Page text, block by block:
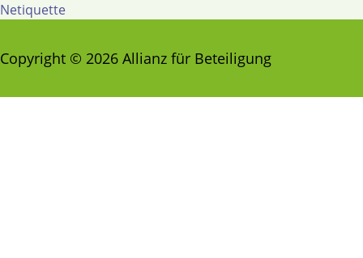
Netiquette
Copyright © 2026 Allianz für Beteiligung